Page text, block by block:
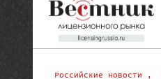
Российские новости ,